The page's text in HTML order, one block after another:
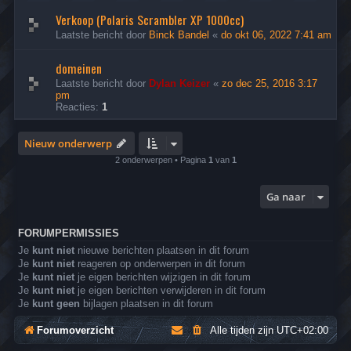
Verkoop (Polaris Scrambler XP 1000cc)
Laatste bericht door Binck Bandel « do okt 06, 2022 7:41 am
domeinen
Laatste bericht door Dylan Keizer « zo dec 25, 2016 3:17
pm
Reacties: 1
Nieuw onderwerp
2 onderwerpen • Pagina 1 van 1
Ga naar
FORUMPERMISSIES
Je kunt niet nieuwe berichten plaatsen in dit forum
Je kunt niet reageren op onderwerpen in dit forum
Je kunt niet je eigen berichten wijzigen in dit forum
Je kunt niet je eigen berichten verwijderen in dit forum
Je kunt geen bijlagen plaatsen in dit forum
Forumoverzicht Alle tijden zijnUTC+02:00